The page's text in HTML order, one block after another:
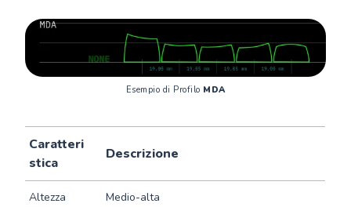
Esempio di Profilo MDA
Caratteri
stica
Descrizione
Altezza Medio-alta